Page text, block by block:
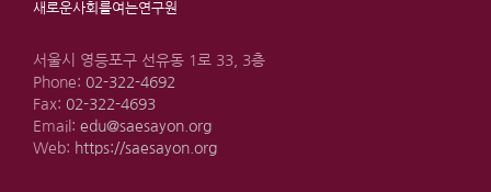
새로운사회를여는연구원
서울시 영등포구 선유동 1로 33, 3층
Phone: 02-322-4692
Fax: 02-322-4693
Email: edu@saesayon.org
Web: https://saesayon.org